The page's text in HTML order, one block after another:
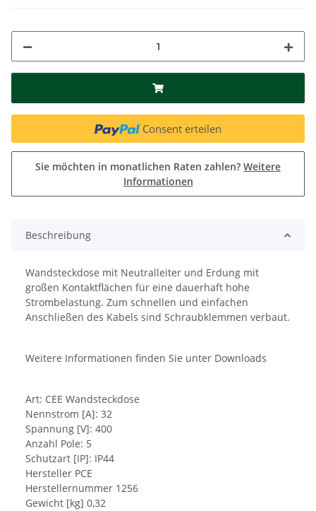
Consent erteilen
Sie möchten in monatlichen Raten zahlen? Weitere
Informationen
Beschreibung
Wandsteckdose mit Neutralleiter und Erdung mit
großen Kontaktflächen für eine dauerhaft hohe
Strombelastung. Zum schnellen und einfachen
Anschließen des Kabels sind Schraubklemmen verbaut.
Weitere Informationen finden Sie unter Downloads
Art: CEE Wandsteckdose
Nennstrom [A]: 32
Spannung [V]: 400
Anzahl Pole: 5
Schutzart [IP]: IP44
Hersteller PCE
Herstellernummer 1256
Gewicht [kg] 0,32